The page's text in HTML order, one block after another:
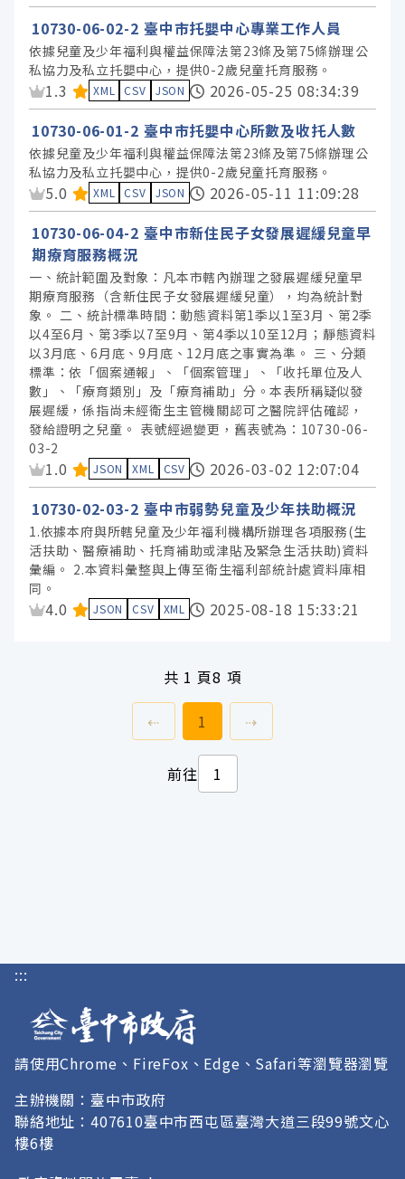
10730-06-02-2 臺中市托嬰中心專業工作人員
依據兒童及少年福利與權益保障法第23條及第75條辦理公
私協力及私立托嬰中心，提供0-2歲兒童托育服務。
資料集評分：
1.3 XML CSV JSON
2026-05-25 08:34:39
10730-06-01-2 臺中市托嬰中心所數及收托人數
依據兒童及少年福利與權益保障法第23條及第75條辦理公
私協力及私立托嬰中心，提供0-2歲兒童托育服務。
資料集評分：
5.0 XML CSV JSON
2026-05-11 11:09:28
10730-06-04-2 臺中市新住民子女發展遲緩兒童早
期療育服務概況
一、統計範圍及對象：凡本市轄內辦理之發展遲緩兒童早
期療育服務（含新住民子女發展遲緩兒童），均為統計對
象。 二、統計標準時間：動態資料第1季以1至3月、第2季
以4至6月、第3季以7至9月、第4季以10至12月；靜態資料
以3月底、6月底、9月底、12月底之事實為準。 三、分類
標準：依「個案通報」、「個案管理」、「收托單位及人
數」、「療育類別」及「療育補助」分。本表所稱疑似發
展遲緩，係指尚未經衛生主管機關認可之醫院評估確認，
發給證明之兒童。 表號經過變更，舊表號為：10730-06-
03-2
資料集評分：
1.0 JSON XML CSV
2026-03-02 12:07:04
10730-02-03-2 臺中市弱勢兒童及少年扶助概況
1.依據本府與所轄兒童及少年福利機構所辦理各項服務(生
活扶助、醫療補助、托育補助或津貼及緊急生活扶助)資料
彙編。 2.本資料彙整與上傳至衛生福利部統計處資料庫相
同。
資料集評分：
4.0 JSON CSV XML 2025-08-18 15:33:21
共 1 頁8 項
⇠ 上一頁前往
1 ⇢下一頁
前往
:::
請使用Chrome、FireFox、Edge、Safari等瀏覽器瀏覽
主辦機關：臺中市政府
聯絡地址：407610臺中市西屯區臺灣大道三段99號文心
樓6樓